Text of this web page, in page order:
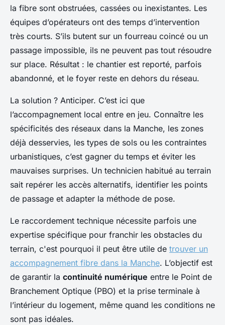
la fibre sont obstruées, cassées ou inexistantes. Les
équipes d’opérateurs ont des temps d’intervention
très courts. S’ils butent sur un fourreau coincé ou un
passage impossible, ils ne peuvent pas tout résoudre
sur place. Résultat : le chantier est reporté, parfois
abandonné, et le foyer reste en dehors du réseau.
La solution ? Anticiper. C’est ici que
l’accompagnement local entre en jeu. Connaître les
spécificités des réseaux dans la Manche, les zones
déjà desservies, les types de sols ou les contraintes
urbanistiques, c’est gagner du temps et éviter les
mauvaises surprises. Un technicien habitué au terrain
sait repérer les accès alternatifs, identifier les points
de passage et adapter la méthode de pose.
Le raccordement technique nécessite parfois une
expertise spécifique pour franchir les obstacles du
terrain, c'est pourquoi il peut être utile de trouver un
accompagnement fibre dans la Manche. L’objectif est
de garantir la continuité numérique entre le Point de
Branchement Optique (PBO) et la prise terminale à
l’intérieur du logement, même quand les conditions ne
sont pas idéales.